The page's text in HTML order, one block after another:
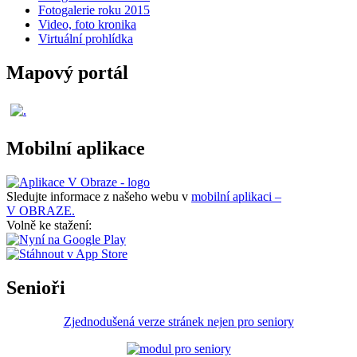
Fotogalerie roku 2015
Video, foto kronika
Virtuální prohlídka
Mapový portál
Mobilní aplikace
Sledujte informace z našeho webu v mobilní aplikaci –
V OBRAZE.
Volně ke stažení:
Senioři
Zjednodušená verze stránek nejen pro seniory